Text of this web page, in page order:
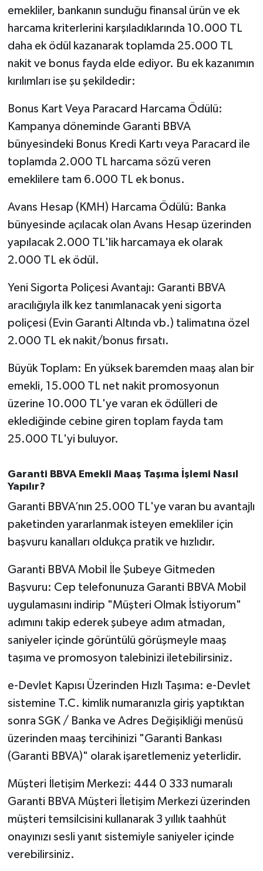
emekliler, bankanın sunduğu finansal ürün ve ek
harcama kriterlerini karşıladıklarında 10.000 TL
daha ek ödül kazanarak toplamda 25.000 TL
nakit ve bonus fayda elde ediyor. Bu ek kazanımın
kırılımları ise şu şekildedir:
Bonus Kart Veya Paracard Harcama Ödülü:
Kampanya döneminde Garanti BBVA
bünyesindeki Bonus Kredi Kartı veya Paracard ile
toplamda 2.000 TL harcama sözü veren
emeklilere tam 6.000 TL ek bonus.
Avans Hesap (KMH) Harcama Ödülü: Banka
bünyesinde açılacak olan Avans Hesap üzerinden
yapılacak 2.000 TL'lik harcamaya ek olarak
2.000 TL ek ödül.
Yeni Sigorta Poliçesi Avantajı: Garanti BBVA
aracılığıyla ilk kez tanımlanacak yeni sigorta
poliçesi (Evin Garanti Altında vb.) talimatına özel
2.000 TL ek nakit/bonus fırsatı.
Büyük Toplam: En yüksek baremden maaş alan bir
emekli, 15.000 TL net nakit promosyonun
üzerine 10.000 TL'ye varan ek ödülleri de
eklediğinde cebine giren toplam fayda tam
25.000 TL'yi buluyor.
Garanti BBVA Emekli Maaş Taşıma İşlemi Nasıl
Yapılır?
Garanti BBVA’nın 25.000 TL'ye varan bu avantajlı
paketinden yararlanmak isteyen emekliler için
başvuru kanalları oldukça pratik ve hızlıdır.
Garanti BBVA Mobil İle Şubeye Gitmeden
Başvuru: Cep telefonunuza Garanti BBVA Mobil
uygulamasını indirip "Müşteri Olmak İstiyorum"
adımını takip ederek şubeye adım atmadan,
saniyeler içinde görüntülü görüşmeyle maaş
taşıma ve promosyon talebinizi iletebilirsiniz.
e-Devlet Kapısı Üzerinden Hızlı Taşıma: e-Devlet
sistemine T.C. kimlik numaranızla giriş yaptıktan
sonra SGK / Banka ve Adres Değişikliği menüsü
üzerinden maaş tercihinizi "Garanti Bankası
(Garanti BBVA)" olarak işaretlemeniz yeterlidir.
Müşteri İletişim Merkezi: 444 0 333 numaralı
Garanti BBVA Müşteri İletişim Merkezi üzerinden
müşteri temsilcisini kullanarak 3 yıllık taahhüt
onayınızı sesli yanıt sistemiyle saniyeler içinde
verebilirsiniz.